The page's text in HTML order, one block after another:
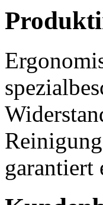
garantiert